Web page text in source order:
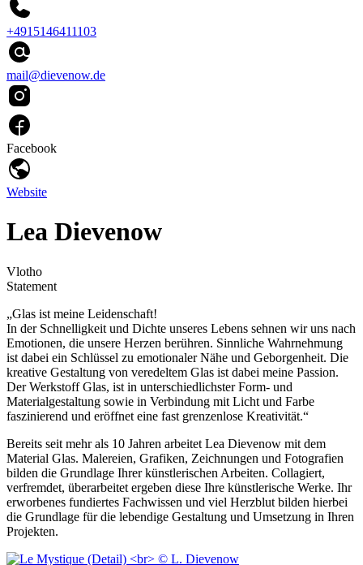
+4915146411103
mail@dievenow.de
Facebook
Website
Lea Dievenow
Vlotho
Statement
„Glas ist meine Leidenschaft!
In der Schnelligkeit und Dichte unseres Lebens sehnen wir uns nach
Emotionen, die unsere Herzen berühren. Sinnliche Wahrnehmung
ist dabei ein Schlüssel zu emotionaler Nähe und Geborgenheit. Die
kreative Gestaltung von veredeltem Glas ist dabei meine Passion.
Der Werkstoff Glas, ist in unterschiedlichster Form- und
Materialgestaltung sowie in Verbindung mit Licht und Farbe
faszinierend und eröffnet eine fast grenzenlose Kreativität.“
Bereits seit mehr als 10 Jahren arbeitet Lea Dievenow mit dem
Material Glas. Malereien, Grafiken, Zeichnungen und Fotografien
bilden die Grundlage Ihrer künstlerischen Arbeiten. Collagiert,
verfremdet, überarbeitet ergeben diese Ihre künstlerische Werke. Ihr
erworbenes fundiertes Fachwissen und viel Herzblut bilden hierbei
die Grundlage für die lebendige Gestaltung und Umsetzung in Ihren
Projekten.